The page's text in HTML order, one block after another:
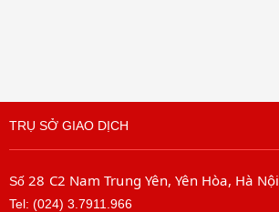
TRỤ SỞ GIAO DỊCH
Số 28 C2 Nam Trung Yên, Yên Hòa, Hà Nội
Tel: (024) 3.7911.966